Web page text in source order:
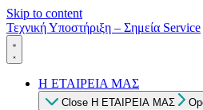
Skip to content
Τεχνική Υποστήριξη – Σημεία Service
Η ΕΤΑΙΡΕΙΑ ΜΑΣ
Close Η ΕΤΑΙΡΕΙΑ ΜΑΣ